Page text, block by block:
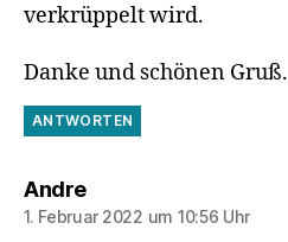
verkrüppelt wird.
Danke und schönen Gruß.
ANTWORTEN
Andresagt:
1. Februar 2022 um 10:56 Uhr